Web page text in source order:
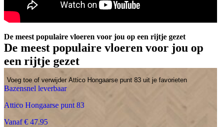
De meest populaire vloeren voor jou op een rijtje gezet
De meest populaire vloeren voor jou op
een rijtje gezet
Voeg toe of verwijder Attico Hongaarse punt 83 uit je favorieten
Bazensnel leverbaar
Attico Hongaarse punt 83
Vanaf € 47.95